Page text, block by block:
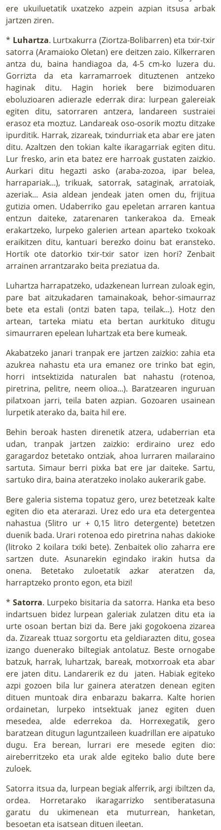
ere ukuiluetatik uxatzeko azpein azpian itsusa arbak
jartzen ziren.
* Luhartza. Lurtxakurra (Ziortza-Bolibarren) eta txir-txir
satorra (Aramaioko Oletan) ere deitzen zaio. Kilkerraren
antza du, baina handiagoa da, 4-5 cm-ko luzera du.
Gorrizta da eta karramarroek dituztenen antzeko
haginak ditu. Hagin horiek bere bizimoduaren
eboluzioaren adierazle ederrak dira: lurpean galereiak
egiten ditu, satorraren antzera, landareen sustraiei
erasoz eta moztuz. Landareak oso-osorik moztu ditzake
ipurditik. Harrak, zizareak, txindurriak eta abar ere jaten
ditu. Azaltzen den tokian kalte ikaragarriak egiten ditu.
Lur fresko, arin eta batez ere harroak gustaten zaizkio.
Aurkari ditu hegazti asko (araba-zozoa, ipar belea,
harrapariak...), trikuak, satorrak, sataginak, arratoiak,
azeriak... Asia aldean jendeak jaten omen du, frijitua
gutizia omen. Udaberriko gau epeletan arraren kantua
entzun daiteke, zatarenaren tankerakoa da. Emeak
erakartzeko, lurpeko galerien artean aparteko txokoak
eraikitzen ditu, kantuari berezko doinu bat eransteko.
Hortik ote datorkio txir-txir sator izen hori? Zenbait
arrainen arrantzarako beita preziatua da.
Luhartza harrapatzeko, udazkenean lurrean zuloak egin,
pare bat aitzukadaren tamainakoak, behor-simaurraz
bete eta estali (ontzi baten tapa, teilak...). Hotz den
artean, tarteka miatu eta bertan aurkituko ditugu
simaurraren epelean luhartzak eta bere kumeak.
Akabatzeko janari tranpak ere jartzen zaizkio: zahia eta
azukrea nahastu eta ura emanez ore trinko bat egin,
horri intsektizida naturalen bat nahastu (rotenoa,
piretrina, pelitre, neem olioa...). Baratzearen inguruan
pilatxoan jarri, teila baten azpian. Gozoaren usainean
lurpetik aterako da, baita hil ere.
Behin beroak hasten direnetik atzera, udaberrian eta
udan, tranpak jartzen zaizkio: erdiraino urez edo
garagardoz betetako ontziak, ahoa lurraren mailaraino
sartuta. Simaur berri pixka bat ere jar daiteke. Sartu,
sartuko dira, baina ateratzeko inolako aukerarik gabe.
Bere galeria sistema topatuz gero, urez betetzeak kalte
egiten dio eta aterarazi. Urez edo ura eta detergentea
nahastua (5litro ur + 0,15 litro detergente) betetzen
duenik bada. Urari rotenoa edo piretrina nahas dakioke
(litroko 2 koilara txiki bete). Zenbaitek olio zaharra ere
sartzen dute. Asunarekin egindako irakin hutsa da
onena. Betetako zuloetatik azkar ateratzen da,
harraptzeko pronto egon, eta bizi!
* Satorra. Lurpeko bisitaria da satorra. Hanka eta beso
indartsuen bidez lurpean galeriak zulatzen ditu eta ia
urte osoan bertan bizi da. Bere jaki gogokoena zizarea
da. Zizareak ttuaz sorgortu eta geldiarazten ditu, gosea
izango duenerako biltegiak antolatuz. Beste ornogabe
batzuk, harrak, luhartzak, bareak, motxorroak eta abar
ere jaten ditu. Landarerik ez du jaten. Habiak egiteko
azpi gozoen bila lur gainera ateratzen denean egiten
dituen muntoak dira enbarazu bakarra. Kalte horien
ordainetan, lurpeko intsektuak janez egiten duen
mesedea, alde ederrekoa da. Horrexegatik, gero
baratzean ditugun laguntzaileen kuadrillan ere aipatuko
dugu. Era berean, lurrari ere mesede egiten dio:
aireberritzeko eta urak alde egiteko balio dute bere
zuloek.
Satorra itsua da, lurpean begiak alferrik, argi ibiltzen da,
ordea. Horretarako ikaragarrizko sentiberatasuna
garatu du ukimenean eta muturrean, hanketan,
besoetan eta isatsean dituen ileetan.